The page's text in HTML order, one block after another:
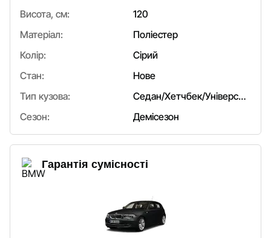
Висота, см:
120
Матеріал:
Поліестер
Колір:
Сірий
Стан:
Нове
Тип кузова:
Седан/Хетчбек/Універсал
Сезон:
Демісезон
Гарантія сумісності